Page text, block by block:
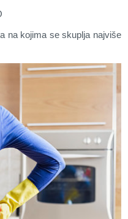
na kojima se skuplja najviše